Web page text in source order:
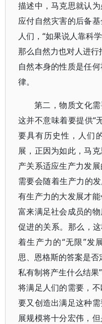
描述中，马克思就认
应付自然灾害的后备
人们，“如果说人靠科
那么自然力也对人进
自然本身的性质是任
律。
第二，物质文化
这并不意味着要提供“
要具有历史性，人们
展，正因为如此，马
产关系适应生产力发
需要会随着生产力的
有生产力的大发展才
富来满足社会成员的
促进的关系。那么，
着生产力的“无限”发
思、恩格斯的答案是否
私有制将产生什么结果
将满足人们的需要，
要又创造出满足这种
展规模将十分宏伟，